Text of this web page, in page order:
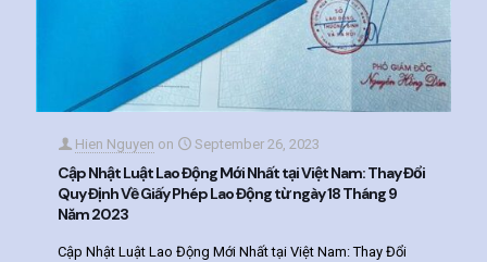
Hien Nguyen on September 26, 2023
Cập Nhật Luật Lao Động Mới Nhất tại Việt Nam: Thay Đổi
Quy Định Về Giấy Phép Lao Động từ ngày 18 Tháng 9
Năm 2023
Cập Nhật Luật Lao Động Mới Nhất tại Việt Nam: Thay Đổi